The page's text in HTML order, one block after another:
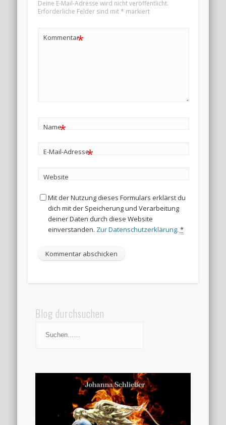
Deine E-Mail-Adresse wird nicht veröffentlicht.
Erforderliche Felder sind mit* markiert
Kommentar*
Name*
E-Mail-Adresse*
Website
Mit der Nutzung dieses Formulars erklärst du
dich mit der Speicherung und Verarbeitung
deiner Daten durch diese Website
einverstanden. Zur Datenschutzerklärung. *
Blog durchsuchen